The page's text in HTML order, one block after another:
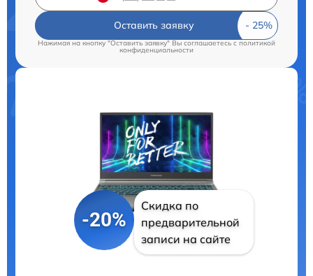
Оставить заявку
Нажимая на кнопку "Оставить заявку" Вы соглашаетесь cполитикой
конфиденциальности
-20%
Скидка по
предварительной
записи на сайте